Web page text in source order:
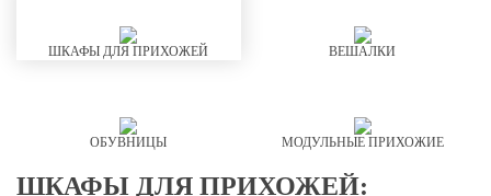
ШКАФЫ ДЛЯ ПРИХОЖЕЙ ВЕШАЛКИ
ОБУВНИЦЫ МОДУЛЬНЫЕ ПРИХОЖИЕ
ШКАФЫ ДЛЯ ПРИХОЖЕЙ: